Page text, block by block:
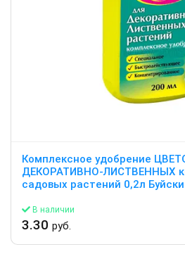
Комплексное удобрение
ДЕКОРАТИВНО-ЛИСТВЕННЫХ
садовых растений 0,2л
В наличии
3.30 руб.